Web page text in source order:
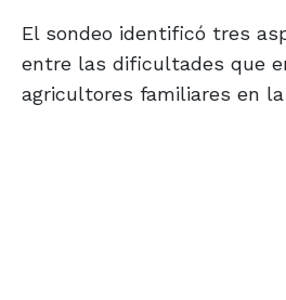
El sondeo identificó tres
entre las dificultades que
agricultores familiares en